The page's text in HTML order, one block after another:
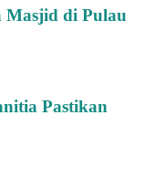
Masjid di Pulau
Pastikan